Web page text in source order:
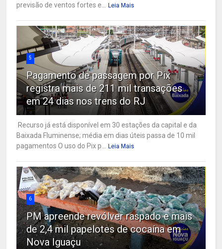
previsão de ventos fortes e... Leia Mais
5
Pagamento de passagem por Pix
registra mais de 211 mil transações
em 24 dias nos trens do RJ
Recurso já está disponível em 30 estações da capital e da
Baixada Fluminense; média em dias úteis passa de 10 mil
pagamentos O uso do Pix p... Leia Mais
6
PM apreende revólver raspado e mais
de 2,4 mil papelotes de cocaína em
Nova Iguaçu